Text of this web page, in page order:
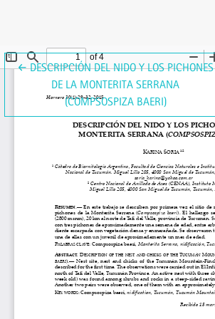
←VOLVER A LOS DETALLES DEL ARTÍCULO
DESCRIPCIÓN DEL NIDO Y LOS PICHONES
DE LA MONTERITA SERRANA
(COMPSOSPIZA BAERI)